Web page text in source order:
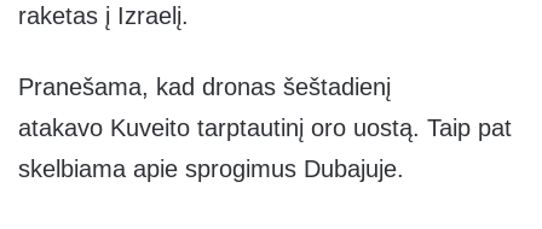
raketas į Izraelį.
Pranešama, kad dronas šeštadienį
atakavo Kuveito tarptautinį oro uostą. Taip pat
skelbiama apie sprogimus Dubajuje.